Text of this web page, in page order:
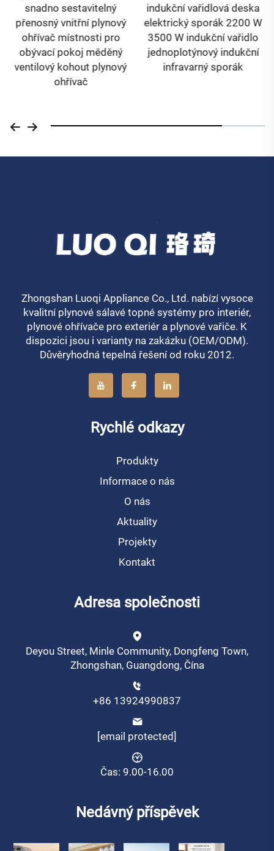
snadno sestavitelný
přenosný vnitřní plynový
ohřívač místnosti pro
obývací pokoj měděný
ventilový kohout plynový
ohřívač
indukční vařidlová deska
elektrický sporák 2200 W
3500 W indukční vařidlo
jednoplotýnový indukční
infravarný sporák
Zhongshan Luoqi Appliance Co., Ltd. nabízí vysoce
kvalitní plynové sálavé topné systémy pro interiér,
plynové ohřívače pro exteriér a plynové vařiče. K
dispozici jsou i varianty na zakázku (OEM/ODM).
Důvěryhodná tepelná řešení od roku 2012.
Rychlé odkazy
Produkty
Informace o nás
O nás
Aktuality
Projekty
Kontakt
Adresa společnosti
Deyou Street, Minle Community, Dongfeng Town,
Zhongshan, Guangdong, Čína
+86 13924990837
[email protected]
Čas: 9.00-16.00
Nedávný příspěvek